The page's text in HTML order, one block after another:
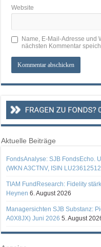
Website
Name, E-Mail-Adresse und
nächsten Kommentar
Aktuelle Beiträge
FondsAnalyse: SJB FondsEcho.
(WKN A3CTNV, ISIN
TIAM FundResearch: Fidelity
Heynen 6. August 2026
Managersichten SJB Substanz:
A0X8JX) Juni 2026 5. August